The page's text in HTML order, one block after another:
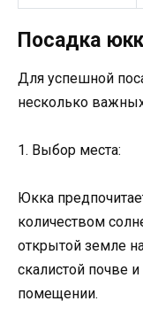
Посадка
Для успешной
несколько
1. Выбор места:
Юкка
количеством
открытой земле
скалистой почве
помещении.